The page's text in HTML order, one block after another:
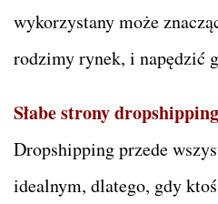
wykorzystany może
rodzimy rynek, i napędzić
Słabe strony
Dropshipping przede
idealnym, dlatego, gdy